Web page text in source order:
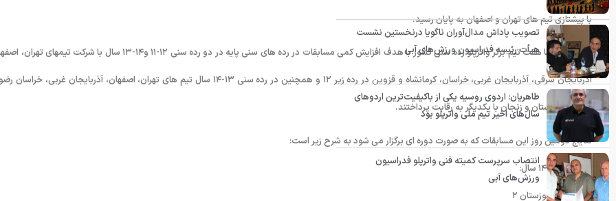
با پیشتازی تیم های تهران و اصفهان به پایان رسید.
در این رقابتها هفت تیم برتر واترپلو رده سنی کشور با هدف افزایش کمی مسابقات در رده های سنی پایه در دو رده سنی ١٢-١١ و١۴-١٣ سال با شرکت تیمهای
آذربایجان شرقی، آذربایجان غربی، خراسان، کرمانشاه و قزوین در رده زیر ١٢ و همچنین در رده سنی ١٣-١۴ سال تیم های تهران، اصفهان، آذربایجان غربی،
قزوین، خوزستان و زنجان با یکدیگر به رقابت پرداختند.
نتایج دومین روز این مسابقات که به صورت دوره ای برگزار می شود به شرح زیر است:
رده سنی ١٣-١۴ سال:
زنجان ٣ – خوزستان ٢
تصویب پاداش مدال‌آوران ناگویا درنخستین نشست
هیأت رئیسه فدراسیون ورزش‌های آبی
طاهریان: اردوی روسیه یکی از باکیفیت‌ترین اردوهای
سال‌های اخیر تیم ملی واترپلو بود
انتصاب سرپرست کمیته فنی واترپلو فدراسیون
ورزش‌های آبی